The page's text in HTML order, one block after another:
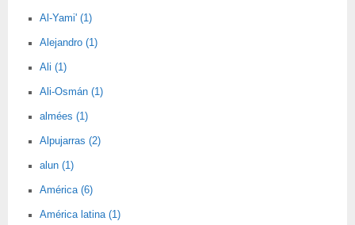
Al-Yami' (1)
Alejandro (1)
Ali (1)
Ali-Osmán (1)
almées (1)
Alpujarras (2)
alun (1)
América (6)
América latina (1)